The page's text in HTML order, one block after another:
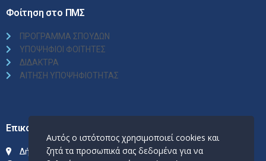
Φοίτηση στο ΠΜΣ
ΠΡΟΓΡΑΜΜΑ ΣΠΟΥΔΩΝ
ΥΠΟΨΗΦΙΟΙ ΦΟΙΤΗΤΕΣ
ΔΙΔΑΚΤΡΑ
ΑΙΤΗΣΗ ΥΠΟΨΗΦΙΟΤΗΤΑΣ
Επικοινωνία
Δήλου 1 & Μικράς Ασίας, 11527, Γουδή
Αυτός ο ιστότοπος χρησιμοποιεί cookies και
ζητά τα προσωπικά σας δεδομένα για να